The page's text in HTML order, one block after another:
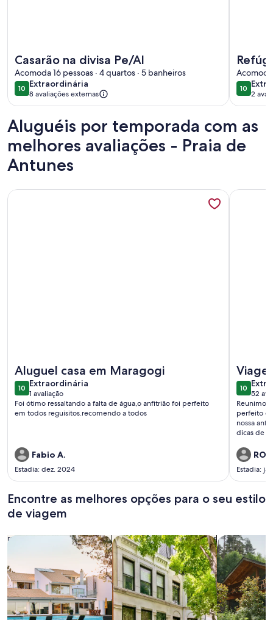
Casarão na divisa Pe/Al
Acomoda 16 pessoas · 4 quartos · 5 banheiros
1010 de 10
Extraordinária
extraordinária
8 avaliações externas
1010 de 10
2
Aluguéis por temporada com as
melhores avaliações - Praia de
Antunes
Aluguel casa em Maragogi
1010 de 10
Extraordinária
extraordinária
1 avaliação
(1
avaliação)
Foi ótimo ressaltando a falta de água,o anfitrião foi perfeito
em todos reguisitos.recomendo a todos
Fabio A.
Estadia: dez. 2024
Mais informações sobre Casa de veraneio ACONCHEGO
1010 de 10
52
(52
Reunimos
perfeito
nossa
dicas de
de cada
logo que
Estadia:
Mais
Encontre as melhores opções para o seu estilo
de viagem
Busque casas Busque apartamentos buscar